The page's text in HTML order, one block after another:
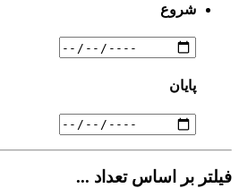
شروع
پایان
فیلتر بر اساس تعداد ...